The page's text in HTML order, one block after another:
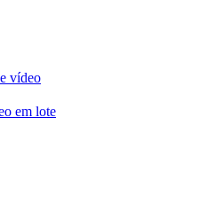
vídeo
em lote